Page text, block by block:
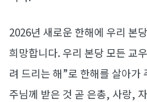
2026년 새로운 한해에 우리 본
희망합니다. 우리 본당 모든 교
려 드리는 해”로 한해를 살아가
주님께 받은 것 곧 은총, 사랑,